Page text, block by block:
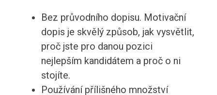
Bez průvodního dopisu. Motivační
dopis je skvělý způsob, jak vysvětlit,
proč jste pro danou pozici
nejlepším kandidátem a proč o ni
stojíte.
Používání přílišného množství